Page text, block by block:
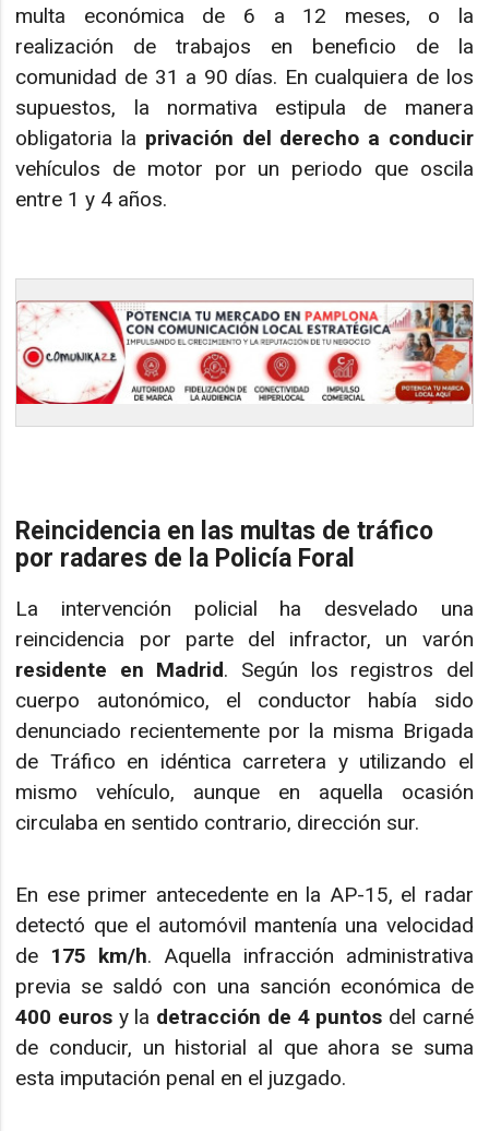
multa económica de 6 a 12 meses, o la
realización de trabajos en beneficio de la
comunidad de 31 a 90 días. En cualquiera de los
supuestos, la normativa estipula de manera
obligatoria la privación del derecho a conducir
vehículos de motor por un periodo que oscila
entre 1 y 4 años.
Reincidencia en las multas de tráfico
por radares de la Policía Foral
La intervención policial ha desvelado una
reincidencia por parte del infractor, un varón
residente en Madrid. Según los registros del
cuerpo autonómico, el conductor había sido
denunciado recientemente por la misma Brigada
de Tráfico en idéntica carretera y utilizando el
mismo vehículo, aunque en aquella ocasión
circulaba en sentido contrario, dirección sur.
En ese primer antecedente en la AP-15, el radar
detectó que el automóvil mantenía una velocidad
de 175 km/h. Aquella infracción administrativa
previa se saldó con una sanción económica de
400 euros y la detracción de 4 puntos del carné
de conducir, un historial al que ahora se suma
esta imputación penal en el juzgado.